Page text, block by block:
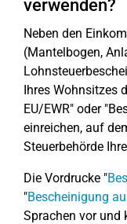
verwenden?
Neben den
(Mantelbogen,
Ihres Wohnsitzes
EU/EWR" oder
einreichen, auf
Steuerbehörde
Die Vordrucke "
"Bescheinigung
Sprachen vor und